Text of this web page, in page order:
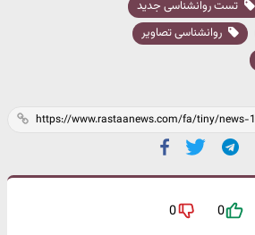
تست روانشناسی جدید
روانشناسی تصاویر
0
0